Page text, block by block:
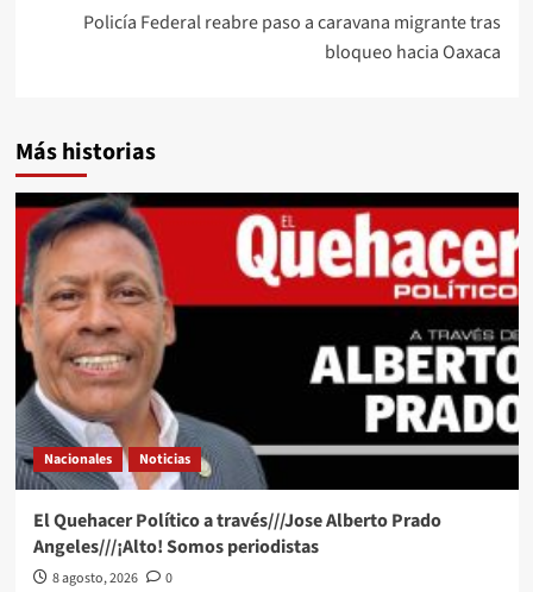
Policía Federal reabre paso a caravana migrante tras
bloqueo hacia Oaxaca
Más historias
Nacionales Noticias
El Quehacer Político a través///Jose Alberto Prado
Angeles///¡Alto! Somos periodistas
8 agosto, 2026 0